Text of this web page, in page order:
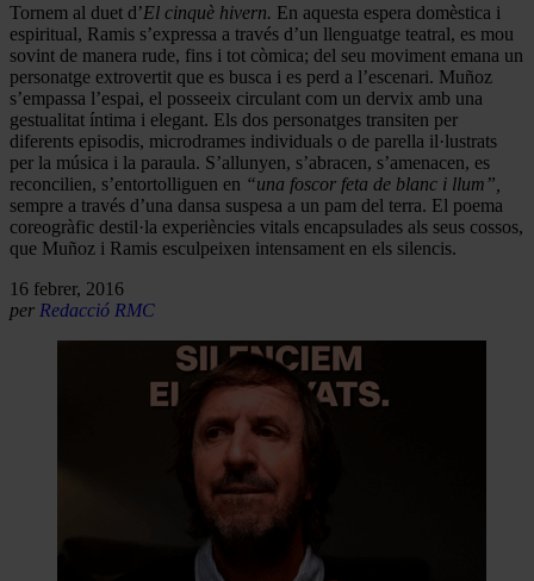
Tornem al duet d’El cinquè hivern. En aquesta espera domèstica i
espiritual, Ramis s’expressa a través d’un llenguatge teatral, es mou
sovint de manera rude, fins i tot còmica; del seu moviment emana un
personatge extrovertit que es busca i es perd a l’escenari. Muñoz
s’empassa l’espai, el posseeix circulant com un dervix amb una
gestualitat íntima i elegant. Els dos personatges transiten per
diferents episodis, microdrames individuals o de parella il·lustrats
per la música i la paraula. S’allunyen, s’abracen, s’amenacen, es
reconcilien, s’entortolliguen en “una foscor feta de blanc i llum”,
sempre a través d’una dansa suspesa a un pam del terra. El poema
coreogràfic destil·la experiències vitals encapsulades als seus cossos,
que Muñoz i Ramis esculpeixen intensament en els silencis.
16 febrer, 2016
per Redacció RMC